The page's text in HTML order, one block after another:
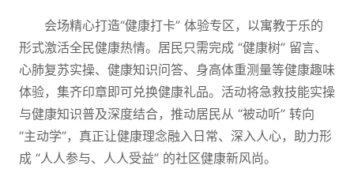
会场精心打造“健康打卡” 体验专区，以寓教于乐的
形式激活全民健康热情。居民只需完成 “健康树” 留言、
心肺复苏实操、健康知识问答、身高体重测量等健康趣味
体验，集齐印章即可兑换健康礼品。活动将急救技能实操
与健康知识普及深度结合，推动居民从 “被动听” 转向
“主动学”，真正让健康理念融入日常、深入人心，助力形
成 “人人参与、人人受益” 的社区健康新风尚。